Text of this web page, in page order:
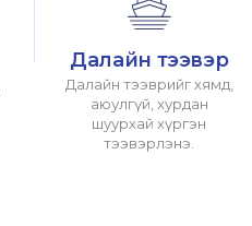
Далайн тээвэр
Далайн тээврийг хямд,
аюулгүй, хурдан
шуурхай хүргэн
тээвэрлэнэ.